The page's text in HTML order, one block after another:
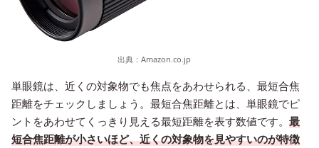
出典： Amazon.co.jp
単眼鏡は、近くの対象物でも焦点をあわせられる、最短合焦
距離をチェックしましょう。最短合焦距離とは、単眼鏡でピ
ントをあわせてくっきり見える最短距離を表す数値です。 最
短合焦距離が小さいほど、近くの対象物を見やすいのが特徴